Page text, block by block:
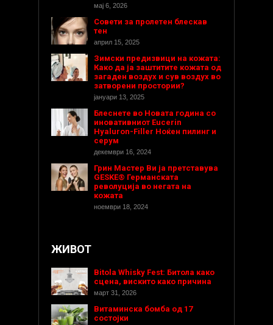
мај 6, 2026
Совети за пролетен блескав
тен
април 15, 2025
Зимски предизвици на кожата:
Како да ја заштитите кожата од
загаден воздух и сув воздух во
затворени простории?
јануари 13, 2025
Блеснете во Новата година со
иновативниот Eucerin
Hyaluron-Filler Ноќен пилинг и
серум
декември 16, 2024
Грин Мастер Ви ја претставува
GESKE® Германската
револуција во негата на
кожата
ноември 18, 2024
ЖИВОТ
Bitola Whisky Fest: Битола како
сцена, вискито како причина
март 31, 2026
Витаминска бомба од 17
состојки